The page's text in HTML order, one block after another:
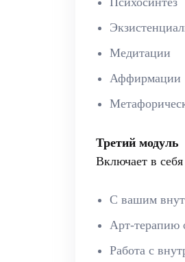
Медитации
Аффирмации
Третий модуль
Включает в
С вашим
Арт-терапию
Работа с